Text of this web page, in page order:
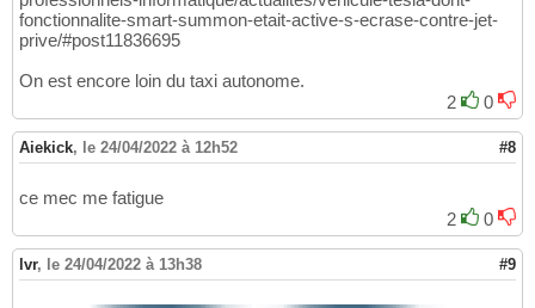
fonctionnalite-smart-summon-etait-active-s-ecrase-contre-jet-
prive/#post11836695
On est encore loin du taxi autonome.
2
0
Aiekick, le 24/04/2022 à 12h52 #8
ce mec me fatigue
2
0
lvr, le 24/04/2022 à 13h38 #9